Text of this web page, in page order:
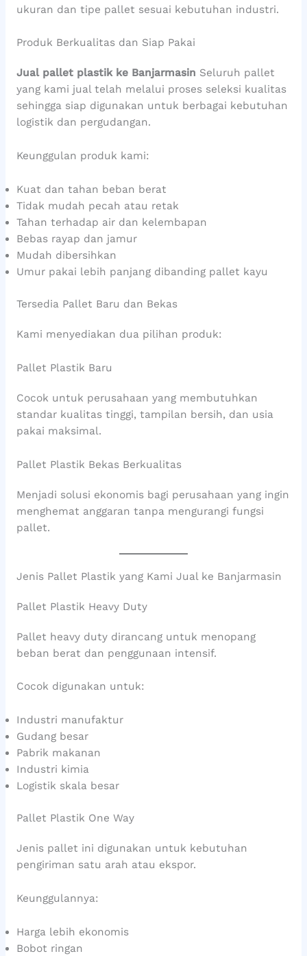
ukuran dan tipe pallet sesuai kebutuhan industri.
Produk Berkualitas dan Siap Pakai
Jual pallet plastik ke Banjarmasin Seluruh pallet
yang kami jual telah melalui proses seleksi kualitas
sehingga siap digunakan untuk berbagai kebutuhan
logistik dan pergudangan.
Keunggulan produk kami:
Kuat dan tahan beban berat
Tidak mudah pecah atau retak
Tahan terhadap air dan kelembapan
Bebas rayap dan jamur
Mudah dibersihkan
Umur pakai lebih panjang dibanding pallet kayu
Tersedia Pallet Baru dan Bekas
Kami menyediakan dua pilihan produk:
Pallet Plastik Baru
Cocok untuk perusahaan yang membutuhkan
standar kualitas tinggi, tampilan bersih, dan usia
pakai maksimal.
Pallet Plastik Bekas Berkualitas
Menjadi solusi ekonomis bagi perusahaan yang ingin
menghemat anggaran tanpa mengurangi fungsi
pallet.
Jenis Pallet Plastik yang Kami Jual ke Banjarmasin
Pallet Plastik Heavy Duty
Pallet heavy duty dirancang untuk menopang
beban berat dan penggunaan intensif.
Cocok digunakan untuk:
Industri manufaktur
Gudang besar
Pabrik makanan
Industri kimia
Logistik skala besar
Pallet Plastik One Way
Jenis pallet ini digunakan untuk kebutuhan
pengiriman satu arah atau ekspor.
Keunggulannya:
Harga lebih ekonomis
Bobot ringan